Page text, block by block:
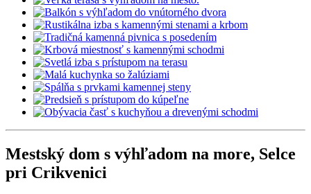
Mestský dom s výhľadom na more, Selce
pri Crikvenici